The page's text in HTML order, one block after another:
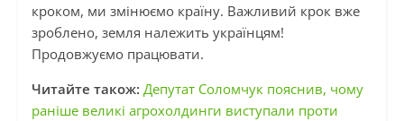
кроком, ми змінюємо країну. Важливий крок вже
зроблено, земля належить українцям!
Продовжуємо працювати.
Читайте також: Депутат Соломчук пояснив, чому
раніше великі агрохолдинги виступали проти